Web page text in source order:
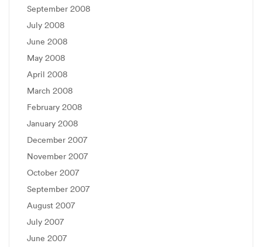
September 2008
July 2008
June 2008
May 2008
April 2008
March 2008
February 2008
January 2008
December 2007
November 2007
October 2007
September 2007
August 2007
July 2007
June 2007